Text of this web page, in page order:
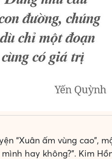
“Xuân ấm vùng cao”,
hay không?”. Kim